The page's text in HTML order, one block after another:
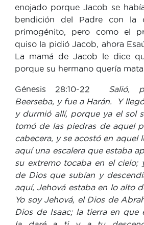
enojado porque Jacob se
bendición del Padre con la
primogénito, pero como el
quiso la pidió Jacob, ahora
La mamá de Jacob le dice
porque su hermano quería
Génesis 28:10-22 Salió,
Beerseba, y fue a Harán. Y
y durmió allí, porque ya el sol
tomó de las piedras de aquel
cabecera, y se acostó en aquel
aquí una escalera que estaba
su extremo tocaba en el cielo;
de Dios que subían y
aquí, Jehová estaba en lo alto
Yo soy Jehová, el Dios de
Dios de Isaac; la tierra en que